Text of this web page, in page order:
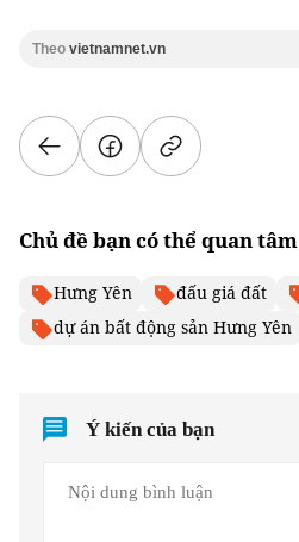
Theo vietnamnet.vn
Chủ đề bạn có thể quan tâm
Hưng Yên đấu giá đất
dự án bất động sản Hưng Yên
Ý kiến của bạn